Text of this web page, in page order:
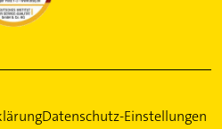
Datenschutz-Einstellungen